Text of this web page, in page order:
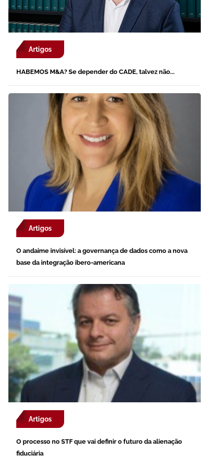
Artigos
HABEMOS M&A? Se depender do CADE, talvez não...
Artigos
O andaime invisível: a governança de dados como a nova
base da integração ibero-americana
Artigos
O processo no STF que vai definir o futuro da alienação
fiduciária